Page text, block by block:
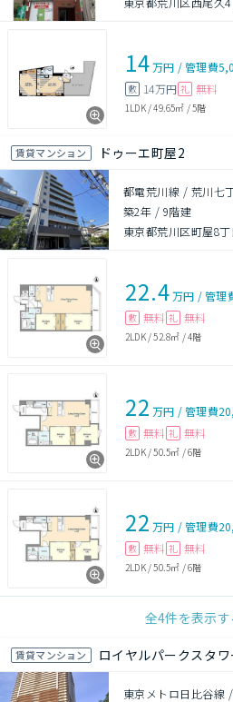
14万円 /管理費
敷 14万円 礼 無料
1LDK/49.65㎡ /5階
賃貸マンション ドゥーエ町屋2
都電荒川線 / 荒川七
築2年 / 9階建
東京都荒川区町屋8丁
22.4万円 /管理
敷 無料 礼 無料
2LDK/52.8㎡ /4階
22 万円 /管理費
敷 無料 礼 無料
2LDK/50.5㎡ /6階
22 万円 /管理費
敷 無料 礼 無料
2LDK/50.5㎡ /6階
全4件を表示す
賃貸マンション ロイヤルパークスタ
東京メトロ日比谷線